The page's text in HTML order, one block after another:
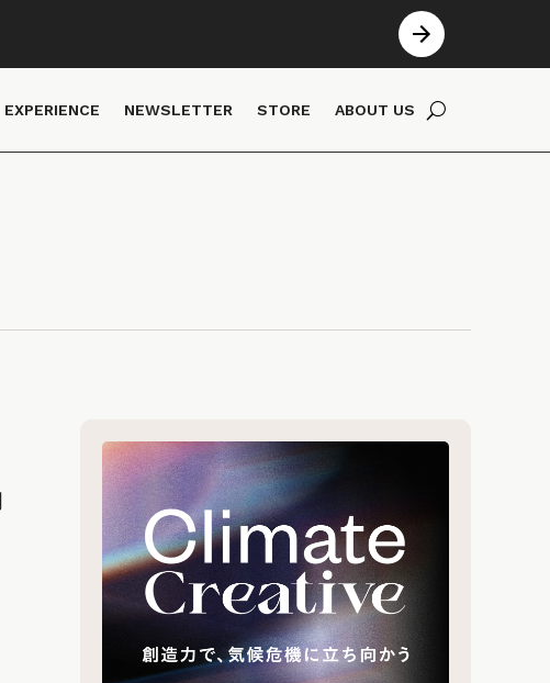
EXPERIENCE NEWSLETTER STORE ABOUT US